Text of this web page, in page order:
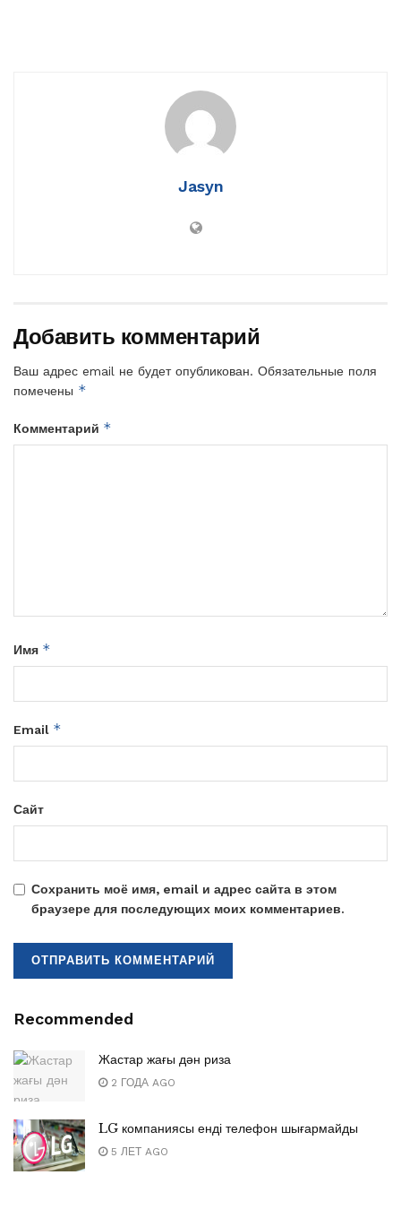
Jasyn
Добавить комментарий
Ваш адрес email не будет опубликован. Обязательные поля
помечены *
Комментарий *
Имя *
Email *
Сайт
Сохранить моё имя, email и адрес сайта в этом
браузере для последующих моих комментариев.
Recommended
Жастар жағы дән риза
2 ГОДА AGO
LG компаниясы енді телефон шығармайды
5 ЛЕТ AGO